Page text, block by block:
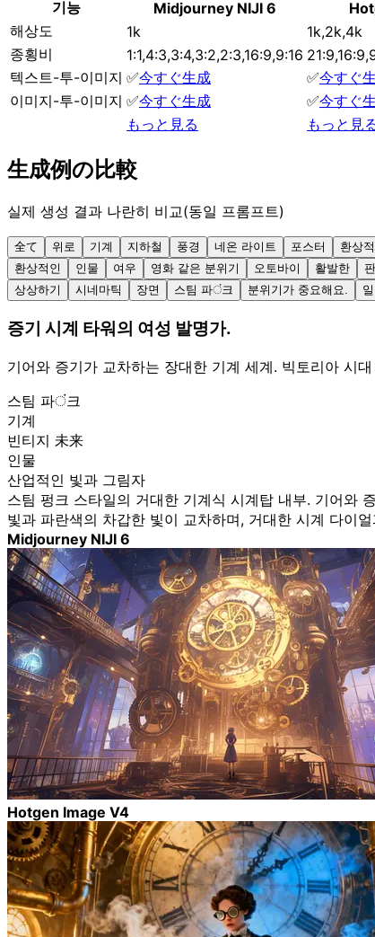
기능 Midjourney NIJI 6
해상도
1k
1k,2k,4k
종횡비
1:1,4:3,3:4,3:2,2:3,16:9,9:16
텍스트-투-이미지 ✅今すぐ生成 ✅今すぐ
이미지-투-이미지 ✅今すぐ生成 ✅今すぐ
もっと見る
もっと見
生成例の比較
실제 생성 결과 나란히 비교(동일 프롬프트)
全て 위로 기계 지하철 풍경 네온 라이트 포스터 환상
환상적인
인물 여우 영화 같은 분위기 오토바이 활발한
상상하기
시네마틱 장면 스팀 파ं크 분위기가 중요해요.
증기 시계 타워의 여성 발명가.
기어와 증기가 교차하는 장대한 기계 세계. 빅토리아 시
스팀 파ं크
기계
빈티지 未来
인물
산업적인 빛과 그림자
스팀 펑크 스타일의 거대한 기계식 시계탑 내부. 기어와
빛과 파란색의 차갑한 빛이 교차하며, 거대한 시계 다이
Midjourney NIJI 6
Hotgen Image V4